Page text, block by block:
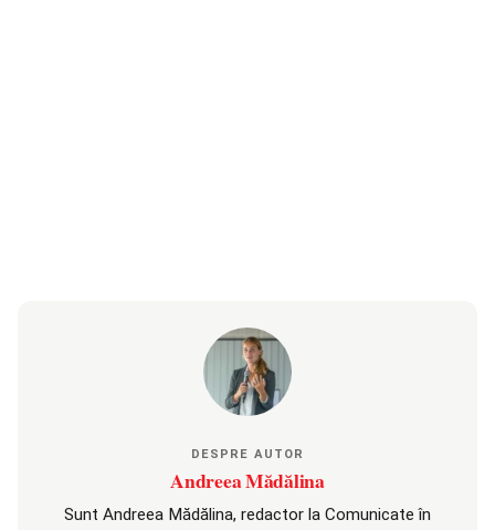
DESPRE AUTOR
Andreea Mădălina
Sunt Andreea Mădălina, redactor la Comunicate în